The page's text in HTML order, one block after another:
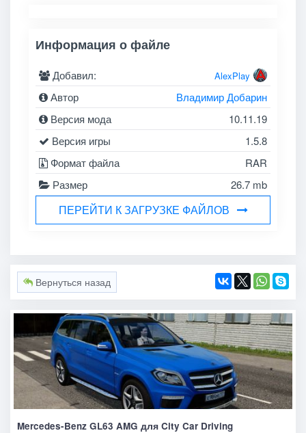
Информация о файле
Добавил: AlexPlay
Автор
Владимир Добарин
Версия мода
10.11.19
Версия игры
1.5.8
Формат файла
RAR
Размер
26.7 mb
ПЕРЕЙТИ К ЗАГРУЗКЕ ФАЙЛОВ
Вернуться назад
Mercedes-Benz GL63 AMG для City Car Driving